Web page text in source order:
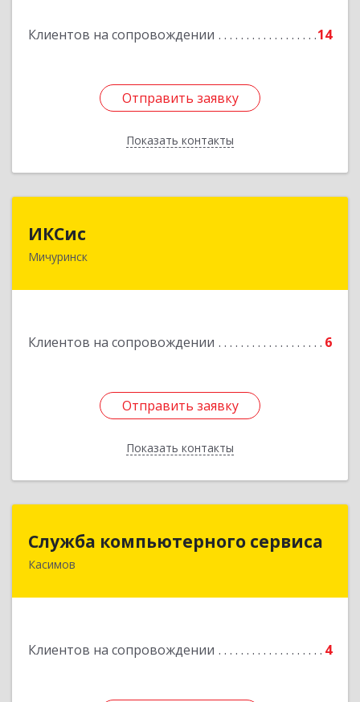
Клиентов на сопровождении 14
Отправить заявку
Показать контакты
Отправить заявку
Назад
ИКСис
Мичуринск
Клиентов на сопровождении 6
Отправить заявку
Показать контакты
Отправить заявку
Назад
Служба компьютерного сервиса
Касимов
Клиентов на сопровождении 4
Служба компьютерного сервиса
391300, Рязанская обл., г.Касимов, ул.Советская